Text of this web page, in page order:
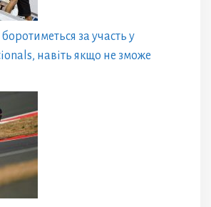
за участь у
навіть якщо не зможе